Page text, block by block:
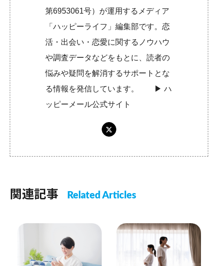
第6953061号）が運用するメディア
「ハッピーライフ」編集部です。恋
活・出会い・恋愛に関するノウハウ
や調査データなどをもとに、読者の
悩みや疑問を解消するサポートとな
る情報を発信しています。 ▶︎ハ
ッピーメール公式サイト
関連記事 Related Articles